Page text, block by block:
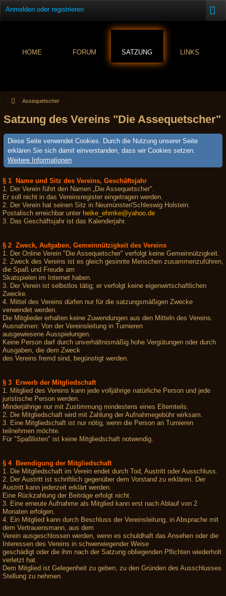
Anmelden oder registrieren
HOME FORUM SATZUNG LINKS
Assequetscher
Satzung des Vereins "Die Assequetscher"
Diese Seite verwendet Cookies. Durch die Nutzung unserer Seite
erklären Sie sich damit einverstanden, dass wir Cookies setzen.
Weitere Informationen
§ 1 Name und Sitz des Vereins, Geschäftsjahr
1. Der Verein führt den Namen „Die Assequetscher".
Er soll nicht in das Vereinsregister eingetragen werden.
2. Der Verein hat seinen Sitz in Neumünster/Schleswig Holstein.
Postalisch erreichbar unter heike_ehmke@yahoo.de
3. Das Geschäftsjahr ist das Kalenderjahr.
§ 2 Zweck, Aufgaben, Gemeinnützigkeit des Vereins
1. Der Online Verein "Die Assequetscher" verfolgt keine Gemeinnützigkeit.
2. Zweck des Vereins ist es gleich gesinnte Menschen zusammenzuführen,
die Spaß und Freude am
Skatspielen im Internet haben.
3. Der Verein ist selbstlos tätig; er verfolgt keine eigenwirtschaftlichen
Zwecke.
4. Mittel des Vereins dürfen nur für die satzungsmäßigen Zwecke
verwendet werden.
Die Mitglieder erhalten keine Zuwendungen aus den Mitteln des Vereins.
Ausnahmen: Von der Vereinsleitung in Turnieren
ausgewiesene Ausspielungen.
Keine Person darf durch unverhältnismäßig hohe Vergütungen oder durch
Ausgaben, die dem Zweck
des Vereins fremd sind, begünstigt werden.
§ 3 Erwerb der Mitgliedschaft
1. Mitglied des Vereins kann jede volljährige natürliche Person und jede
juristische Person werden.
Minderjährige nur mit Zustimmung mindestens eines Elternteils.
2. Die Mitgliedschaft wird mit Zahlung der Aufnahmegebühr wirksam.
3. Eine Mitgliedschaft ist nur nötig, wenn die Person an Turnieren
teilnehmen möchte.
Für "Spaßlisten" ist keine Mitgliedschaft notwendig.
§ 4 Beendigung der Mitgliedschaft
1. Die Mitgliedschaft im Verein endet durch Tod, Austritt oder Ausschluss.
2. Der Austritt ist schriftlich gegenüber dem Vorstand zu erklären. Der
Austritt kann jederzeit erklärt werden.
Eine Rückzahlung der Beiträge erfolgt nicht.
3. Eine erneute Aufnahme als Mitglied kann erst nach Ablauf von 2
Monaten erfolgen.
4. Ein Mitglied kann durch Beschluss der Vereinsleitung, in Absprache mit
dem Vertrauensmann, aus dem
Verein ausgeschlossen werden, wenn es schuldhaft das Ansehen oder die
Interessen des Vereins in schwerwiegender Weise
geschädigt oder die ihm nach der Satzung obliegenden Pflichten wiederholt
verletzt hat.
Dem Mitglied ist Gelegenheit zu geben, zu den Gründen des Ausschlusses
Stellung zu nehmen.